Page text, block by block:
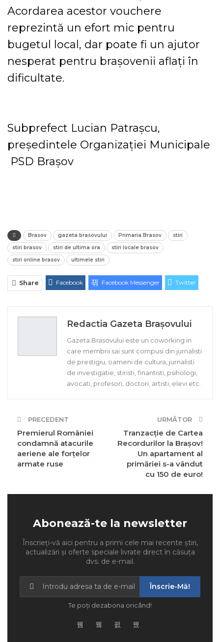
Acordarea acestor vouchere
reprezintă un efort mic pentru
bugetul local, dar poate fi un ajutor
nesperat pentru brașovenii aflați în
dificultate.
Subprefect Lucian Patrașcu,
președintele Organizației Municipale
PSD Brașov
Brasov gazeta brasovului Primaria Brasov
stiri
stiri brasov
stiri de ultima ora
stiri locale brasov
stiri online brasov
ultimele stiri
Share Facebook Facebook Messenger Twitter
Redactia Gazeta Brașovului
Gazeta Brasovului este un coworking in
care membrii sai sunt compusi din jurnalisti
de prestigiu, oameni de cultura, jurnalisti
de investigatie, stiristi, finantisti, psihologi,
avocati, profesori, doctori, artisti, elevi etc.
PRECEDENT
Premierul României
condamnă atacurile
aeriene ale forțelor
armate ruse
URMĂTOR
Tranzacție de Cartea
Recordurilor la Brașov!
Un apartament al
primăriei s-a vândut
cu 150 de euro!
Abonează-te la newsletter
Înscrieți-vă aici pentru a primi cele mai recente știri,
actualizări și oferte speciale livrate direct în căsuța
dvs. de e-mail.
Înscrie-Mă!
Te poți dezabona oricând!